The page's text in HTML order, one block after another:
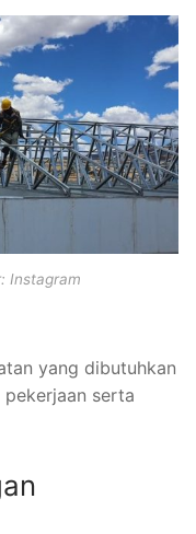
Instagram
yang dibutuhkan
serta